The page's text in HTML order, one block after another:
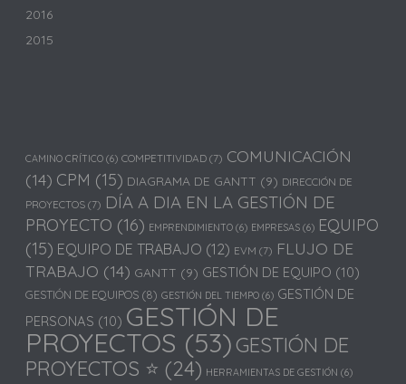
2016
2015
CAMINO CRÍTICO (6) COMPETITIVIDAD (7) COMUNICACIÓN
(14) CPM (15) DIAGRAMA DE GANTT (9) DIRECCIÓN DE
PROYECTOS (7) DÍA A DIA EN LA GESTIÓN DE
PROYECTO (16) EMPRENDIMIENTO (6) EMPRESAS (6) EQUIPO
(15) EQUIPO DE TRABAJO (12) EVM (7) FLUJO DE
TRABAJO (14) GANTT (9) GESTIÓN DE EQUIPO (10)
GESTIÓN DE EQUIPOS (8) GESTIÓN DEL TIEMPO (6) GESTIÓN DE
PERSONAS (10) GESTIÓN DE
PROYECTOS (53) GESTIÓN DE
PROYECTOS ⭐ (24) HERRAMIENTAS DE GESTIÓN (6)